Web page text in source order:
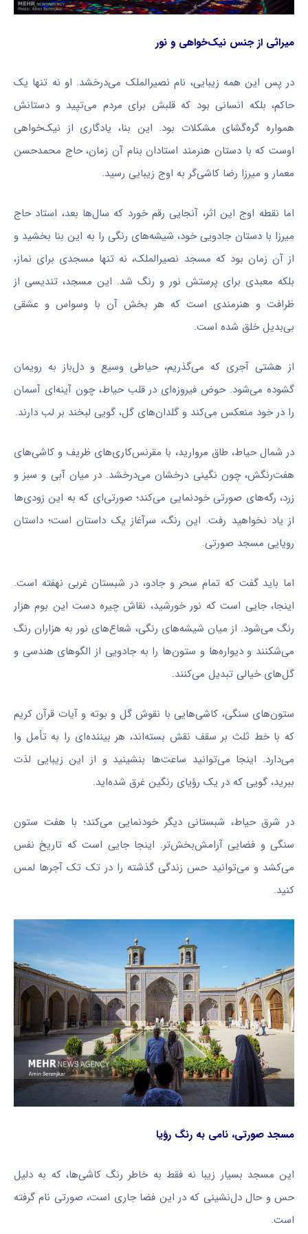
میراثی از جنس نیک‌خواهی و نور
در پس این همه زیبایی، نام نصیرالملک می‌درخشد. او نه تنها یک
حاکم، بلکه انسانی بود که قلبش برای مردم می‌تپید و دستانش
همواره گره‌گشای مشکلات بود. این بنا، یادگاری از نیک‌خواهی
اوست که با دستان هنرمند استادان بنام آن زمان، حاج محمدحسن
معمار و میرزا رضا کاشی‌گر به اوج زیبایی رسید.
اما نقطه اوج این اثر، آنجایی رقم خورد که سال‌ها بعد، استاد حاج
میرزا با دستان جادویی خود، شیشه‌های رنگی را به این بنا بخشید و
از آن زمان بود که مسجد نصیرالملک، نه تنها مسجدی برای نماز،
بلکه معبدی برای پرستش نور و رنگ شد. این مسجد، تندیسی از
ظرافت و هنرمندی است که هر بخش آن با وسواس و عشقی
بی‌بدیل خلق شده است.
از هشتی آجری که می‌گذریم، حیاطی وسیع و دل‌باز به رویمان
گشوده می‌شود. حوض فیروزه‌ای در قلب حیاط، چون آینه‌ای آسمان
را در خود منعکس می‌کند و گلدان‌های گل، گویی لبخند بر لب دارند.
در شمال حیاط، طاق مروارید، با مقرنس‌کاری‌های ظریف و کاشی‌های
هفت‌رنگش، چون نگینی درخشان می‌درخشد. در میان آبی و سبز و
زرد، رگه‌های صورتی خودنمایی می‌کند؛ صورتی‌ای که به این زودی‌ها
از یاد نخواهید رفت. این رنگ، سرآغاز یک داستان است؛ داستان
رویایی مسجد صورتی.
اما باید گفت که تمام سحر و جادو، در شبستان غربی نهفته است.
اینجا، جایی است که نور خورشید، نقاش چیره دست این بوم هزار
رنگ می‌شود. از میان شیشه‌های رنگی، شعاع‌های نور به هزاران رنگ
می‌شکنند و دیواره‌ها و ستون‌ها را به جادویی از الگوهای هندسی و
گل‌های خیالی تبدیل می‌کنند.
ستون‌های سنگی، کاشی‌هایی با نقوش گل و بوته و آیات قرآن کریم
که با خط ثلث بر سقف نقش بسته‌اند، هر بیننده‌ای را به تأمل وا
می‌دارد. اینجا می‌توانید ساعت‌ها بنشینید و از این زیبایی لذت
ببرید، گویی که در یک رؤیای رنگین غرق شده‌اید.
در شرق حیاط، شبستانی دیگر خودنمایی می‌کند؛ با هفت ستون
سنگی و فضایی آرامش‌بخش‌تر. اینجا جایی است که تاریخ نفس
می‌کشد و می‌توانید حس زندگی گذشته را در تک تک آجرها لمس
کنید.
مسجد صورتی، نامی به رنگ رؤیا
این مسجد بسیار زیبا نه فقط به خاطر رنگ کاشی‌ها، که به دلیل
حس و حال دل‌نشینی که در این فضا جاری است، صورتی نام گرفته
است.